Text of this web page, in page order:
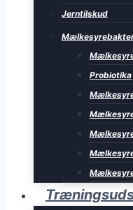
Jerntilskud
Probiotika